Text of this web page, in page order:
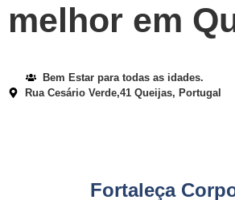
melhor em
Bem Estar para todas as idades.
Rua Cesário Verde,41 Queijas, Portugal
Fortaleça